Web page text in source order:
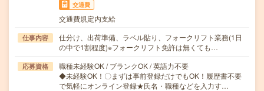
交通費
交通費規定内支給
仕事内容
仕分け、出荷準備、ラベル貼り、フォークリフト業務(1日
の中で1割程度)※フォークリフト免許は無くても…
応募資格
職種未経験OK / ブランクOK / 英語力不要
◆未経験OK！〇まずは事前登録だけでもOK！履歴書不要
で気軽にオンライン登録★氏名・職種などを入力す…